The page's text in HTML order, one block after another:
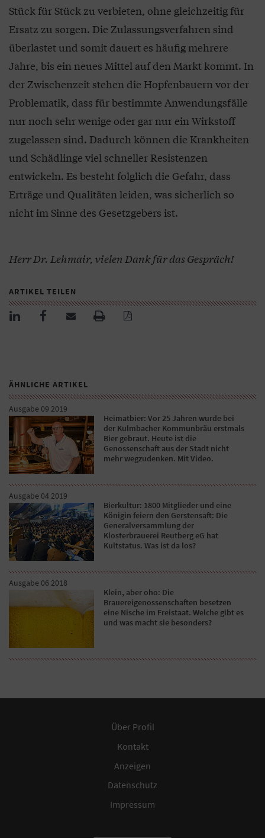
Stück für Stück zu verbieten, ohne gleichzeitig für
Ersatz zu sorgen. Die Zulassungsverfahren sind
überlastet und somit dauert es häufig mehrere
Jahre, bis ein neues Mittel auf den Markt kommt. In
der Zwischenzeit stehen die Hopfenbauern vor der
Problematik, dass für bestimmte Anwendungsfälle
nur noch sehr wenige oder gar nur ein Wirkstoff
zugelassen sind. Dadurch können die Krankheiten
und Schädlinge viel schneller Resistenzen
entwickeln. Es besteht folglich die Gefahr, dass
Erträge und Qualitäten leiden, was sicherlich so
nicht im Sinne des Gesetzgebers ist.
Herr Dr. Lehmair, vielen Dank für das Gespräch!
ARTIKEL TEILEN
ÄHNLICHE ARTIKEL
Ausgabe 09 2019
Heimatbier: Vor 25 Jahren wurde bei
der Kulmbacher Kommunbräu erstmals
Bier gebraut. Heute ist die
Genossenschaft aus der Stadt nicht
mehr wegzudenken. Mit Video.
Ausgabe 04 2019
Bierkultur: 1800 Mitglieder und eine
Königin feiern den Gerstensaft: Die
Generalversammlung der
Klosterbrauerei Reutberg eG hat
Kultstatus. Was ist da los?
Ausgabe 06 2018
Klein, aber oho: Die
Brauereigenossenschaften besetzen
eine Nische im Freistaat. Welche gibt es
und was macht sie besonders?
Über Profil
Kontakt
Anzeigen
Datenschutz
Impressum